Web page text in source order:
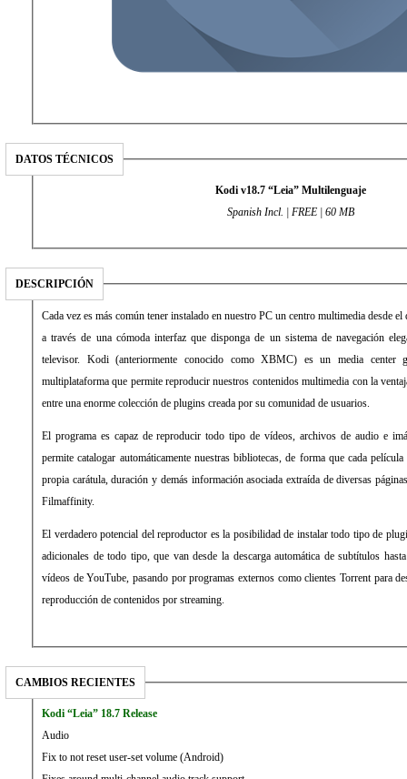
DATOS TÉCNICOS
Kodi v18.7 “Leia” Multilenguaje
Spanish Incl. | FREE | 60 MB
DESCRIPCIÓN
Cada vez es más común tener instalado en nuestro PC un centro multimedia desde
a través de una cómoda interfaz que disponga de un sistema de navegación
televisor. Kodi (anteriormente conocido como XBMC) es un media center
multiplataforma que permite reproducir nuestros contenidos multimedia con la
entre una enorme colección de plugins creada por su comunidad de usuarios.
El programa es capaz de reproducir todo tipo de vídeos, archivos de audio e
permite catalogar automáticamente nuestras bibliotecas, de forma que cada
propia carátula, duración y demás información asociada extraída de diversas
Filmaffinity.
El verdadero potencial del reproductor es la posibilidad de instalar todo tipo de
adicionales de todo tipo, que van desde la descarga automática de subtítulos
vídeos de YouTube, pasando por programas externos como clientes Torrent para
reproducción de contenidos por streaming.
CAMBIOS RECIENTES
Kodi “Leia” 18.7 Release
Audio
Fix to not reset user-set volume (Android)